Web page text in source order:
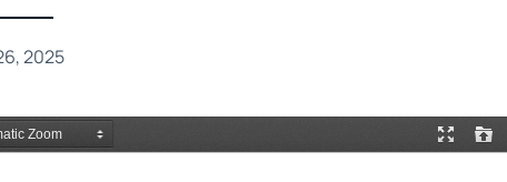
2025